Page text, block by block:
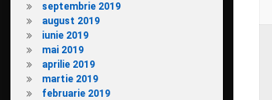
septembrie 2019
august 2019
iunie 2019
mai 2019
aprilie 2019
martie 2019
februarie 2019